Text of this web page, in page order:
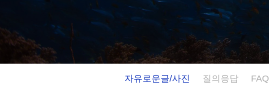
자유로운글/사진 질의응답 FAQ